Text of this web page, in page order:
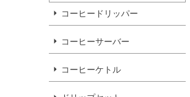
コーヒードリッパー
コーヒーサーバー
コーヒーケトル